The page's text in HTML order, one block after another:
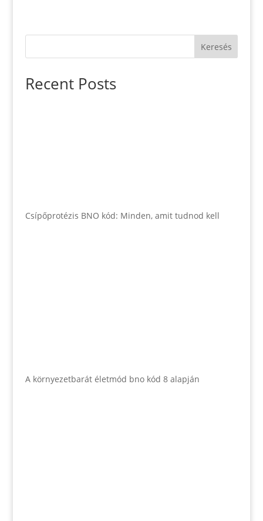
Keresés
Recent Posts
Csípőprotézis BNO kód: Minden, amit tudnod kell
A környezetbarát életmód bno kód 8 alapján